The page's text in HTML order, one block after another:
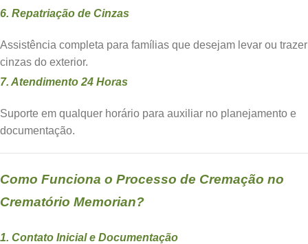
6. Repatriação de Cinzas
Assistência completa para famílias que desejam levar ou trazer
cinzas do exterior.
7. Atendimento 24 Horas
Suporte em qualquer horário para auxiliar no planejamento e
documentação.
Como Funciona o Processo de Cremação no
Crematório Memorian?
1. Contato Inicial e Documentação